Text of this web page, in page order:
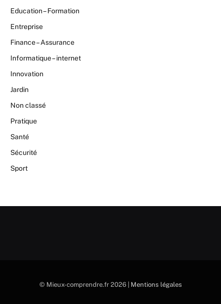
Education – Formation
Entreprise
Finance – Assurance
Informatique – internet
Innovation
Jardin
Non classé
Pratique
Santé
Sécurité
Sport
© Mieux-comprendre.fr 2026 | Mentions légales